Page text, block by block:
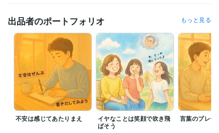
生産・品質管理 / 生産管理 経験年数 : 13年
生産・品質管理 / 品質保証
受賞歴
ココナラに2025/05/31に初出品 初出品したその日に購入されました
コミュニケーションの学校のスピーチアワードに登壇 早期退職して
も“お金と時間”を確保する方法。 生成AIの学校の全コース確認テスト
合格 生成AIプロンプトエンジニア検定合格
資格・検定
ISO9000審査員 取得年 : 2022年
歯科技工士 取得年 : 1986年
食品衛生責任者 取得年 : 2015年
取得年 : 1993年
出品者のポートフォリオ もっと見る
不安は感じてあたりまえ
イヤなことは笑顔で吹き飛
ばそう
言葉のプレゼ